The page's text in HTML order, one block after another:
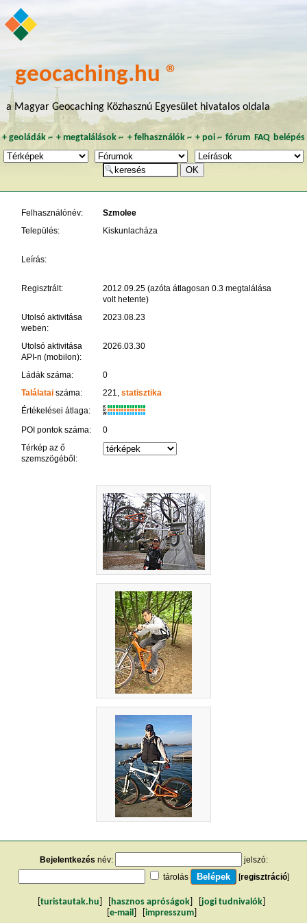
geocaching.hu ®
a Magyar Geocaching Közhasznú Egyesület hivatalos oldala
+ geoládák~ +megtalálások ~ + felhasználók~ + poi~ fórum FAQ belépés
Felhasználónév:
Szmolee
Település:
Kiskunlacháza
Leírás:
Regisztrált:
2012.09.25 (azóta átlagosan 0.3 megtalálása
volt hetente)
Utolsó aktivitása
weben:
2023.08.23
Utolsó aktivitása
API-n (mobilon):
2026.03.30
Ládák száma:
0
Találataiszáma: 221, statisztika
Értékelései átlaga:
K
R
W
POI pontok száma:
0
Térkép az ő
szemszögéből:
Bejelentkezés név:
jelszó:
tárolás
[regisztráció]
turistautak.hu hasznos apróságok jogi tudnivalók
e-mail impresszum]